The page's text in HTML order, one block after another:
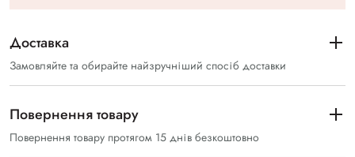
Доставка
Замовляйте та обирайте найзручніший спосіб доставки
Повернення товару
Повернення товару протягом 15 днів безкоштовно